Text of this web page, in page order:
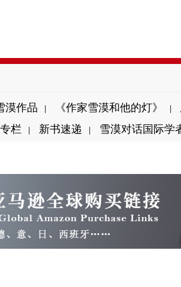
漠作品 | 《作家雪漠和他的灯》 |
栏 | 新书速递 | 雪漠对话国际学